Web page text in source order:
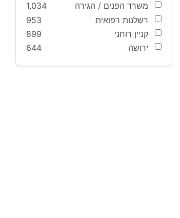
משרד הפנים / הגירה
1,034
רשלנות רפואית
953
קניין רוחני
899
ירושה
644